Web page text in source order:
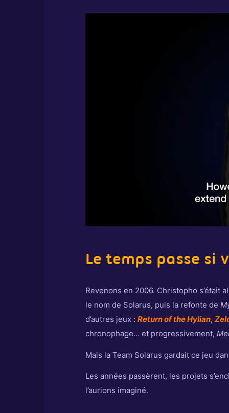
Le temps passe si
Revenons en 2006. Christopho s’était
le nom de Solarus, puis la refonte de
d’autres jeux : Return of the Hylian,
chronophage… et progressivement,
Mais la Team Solarus gardait ce jeu
Les années passèrent, les projets
l’aurions imaginé.